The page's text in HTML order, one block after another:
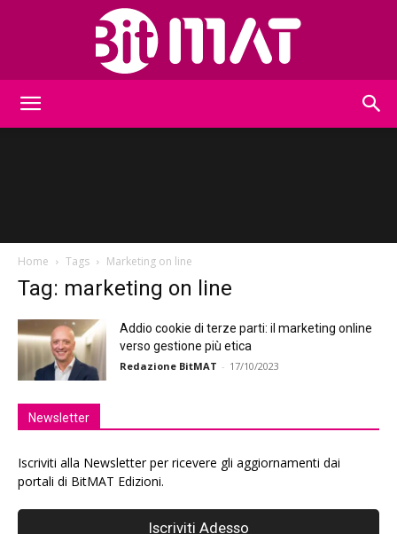
Home Tags Marketing on line
Tag: marketing on line
Addio cookie di terze parti: il marketing online
verso gestione più etica
Redazione BitMAT - 17/10/2023
Newsletter
Iscriviti alla Newsletter per ricevere gli aggiornamenti dai
portali di BitMAT Edizioni.